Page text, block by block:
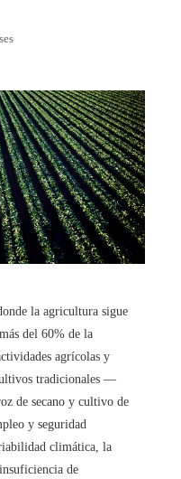
la agricultura sigue
del 60% de la
agrícolas y
tradicionales —
de secano y cultivo de
y seguridad
climática, la
de